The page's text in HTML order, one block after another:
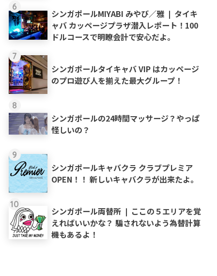
6
シンガポールMIYABI みやび／雅 ❘ タイキ
ャバ カッページプラザ潜入レポート！100
ドルコースで明瞭会計で安心だよ。
7
シンガポールタイキャバ VIP はカッページ
のプロ遊び人を揃えた最大グループ！
8
シンガポールの24時間マッサージ？やっぱ
怪しいの？
9
シンガポールキャバクラ クラブプレミア
OPEN！！ 新しいキャバクラが出来たよ。
10
シンガポール両替所 ❘ ここの５エリアを覚
えればいいかな？ 騙されないよう為替計算
機もあるよ！